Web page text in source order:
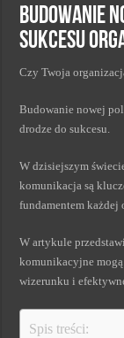
Kiedy zmieniać
Monitorowanie
Kryzys a zmiana
Adaptacja strategii PR
Budowanie
sukcesu
Czy Twoja
Budowanie nowej
drodze do sukcesu.
W dzisiejszym
komunikacja są
fundamentem każdej
W artykule
komunikacyjne
wizerunku i
Spis treści: